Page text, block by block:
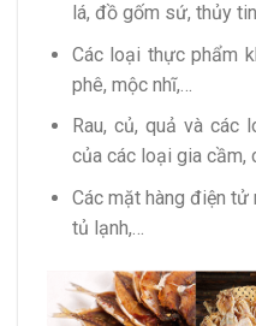
lá, đồ gốm sứ, thủy
Các loại thực phẩm
phê, mộc nhĩ,…
Rau, củ, quả và
của các loại gia cầm,
Các mặt hàng điện
tủ lạnh,…